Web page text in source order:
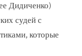
Дидиченко)
судей с
которые